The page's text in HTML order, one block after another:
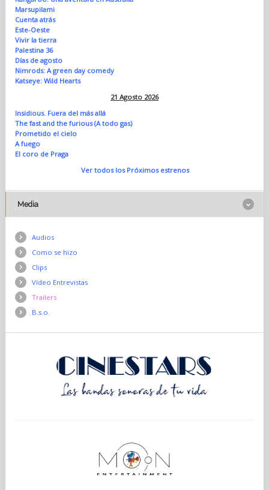
Marsupilami
Cuenta atrás
Este-Oeste
Vivir la tierra
Palestina 36
Días de agosto
Nimrods: A green day comedy
Katseye: Wild Hearts
21 Agosto 2026
Insidious. Fuera del más allá
The fast and the furious (A todo gas)
Prometido el cielo
A fuego
El coro de Praga
Ver todos los Próximos estrenos
Media
Audios
Como se hizo
Clips
Vídeo Entrevistas
Trailers
B.s.o.